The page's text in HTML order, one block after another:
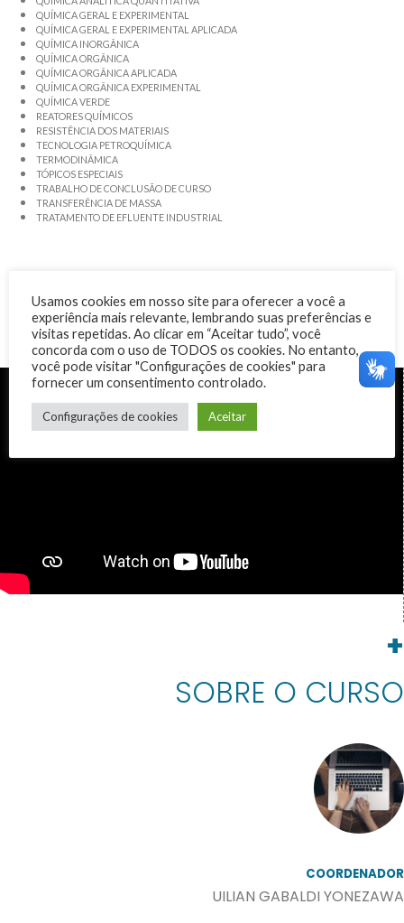
QUÍMICA GERAL E EXPERIMENTAL
QUÍMICA GERAL E EXPERIMENTAL APLICADA
QUÍMICA INORGÂNICA
QUÍMICA ORGÂNICA
QUÍMICA ORGÂNICA APLICADA
QUÍMICA ORGÂNICA EXPERIMENTAL
QUÍMICA VERDE
REATORES QUÍMICOS
RESISTÊNCIA DOS MATERIAIS
TECNOLOGIA PETROQUÍMICA
TERMODINÂMICA
TÓPICOS ESPECIAIS
TRABALHO DE CONCLUSÃO DE CURSO
TRANSFERÊNCIA DE MASSA
TRATAMENTO DE EFLUENTE INDUSTRIAL
+
SOBRE O CURSO
COORDENADOR
UILIAN GABALDI YONEZAWA
Usamos cookies em nosso site para oferecer a você a
experiência mais relevante, lembrando suas preferências e
visitas repetidas. Ao clicar em “Aceitar tudo”, você
concorda com o uso de TODOS os cookies. No entanto,
você pode visitar "Configurações de cookies" para
fornecer um consentimento controlado.
Configurações de cookies Aceitar